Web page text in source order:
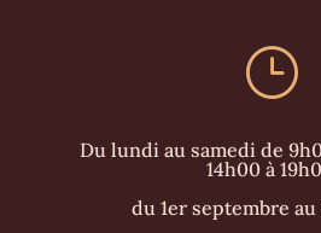
}
Du lundi au samedi de
14h00 à
du 1er septembre